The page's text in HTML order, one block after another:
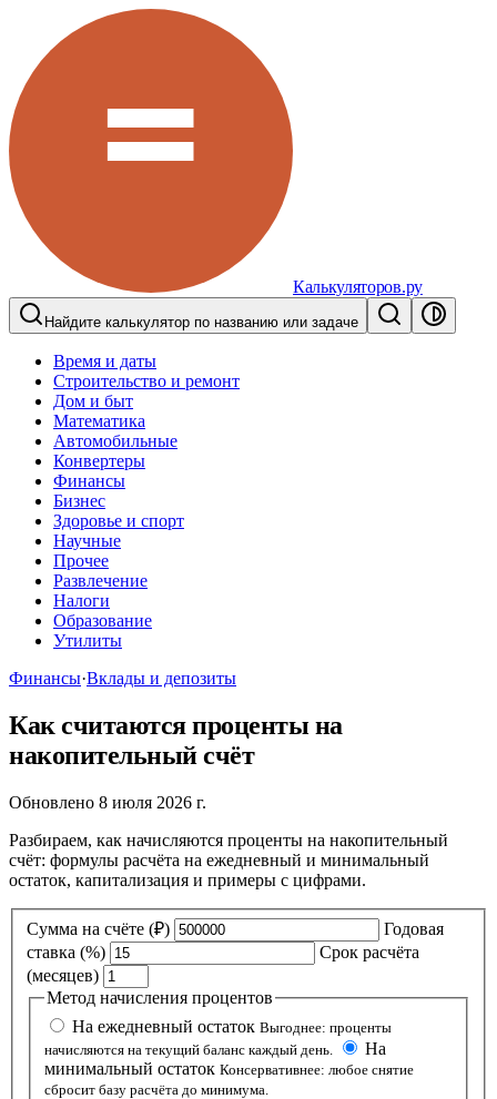
Калькуляторов.ру
Найдите калькулятор по названию или задаче
Время и даты
Строительство и ремонт
Дом и быт
Математика
Автомобильные
Конвертеры
Финансы
Бизнес
Здоровье и спорт
Научные
Прочее
Развлечение
Налоги
Образование
Утилиты
Финансы·Вклады и депозиты
Как считаются проценты на
накопительный счёт
Обновлено 8 июля 2026 г.
Разбираем, как начисляются проценты на накопительный
счёт: формулы расчёта на ежедневный и минимальный
остаток, капитализация и примеры с цифрами.
Сумма на счёте (₽)
Годовая
ставка (%)
Срок расчёта
(месяцев)
Метод начисления процентов
На ежедневный остаток Выгоднее: проценты
начисляются на текущий баланс каждый день.
минимальный остаток Консервативнее: любое снятие
сбросит базу расчёта до минимума.